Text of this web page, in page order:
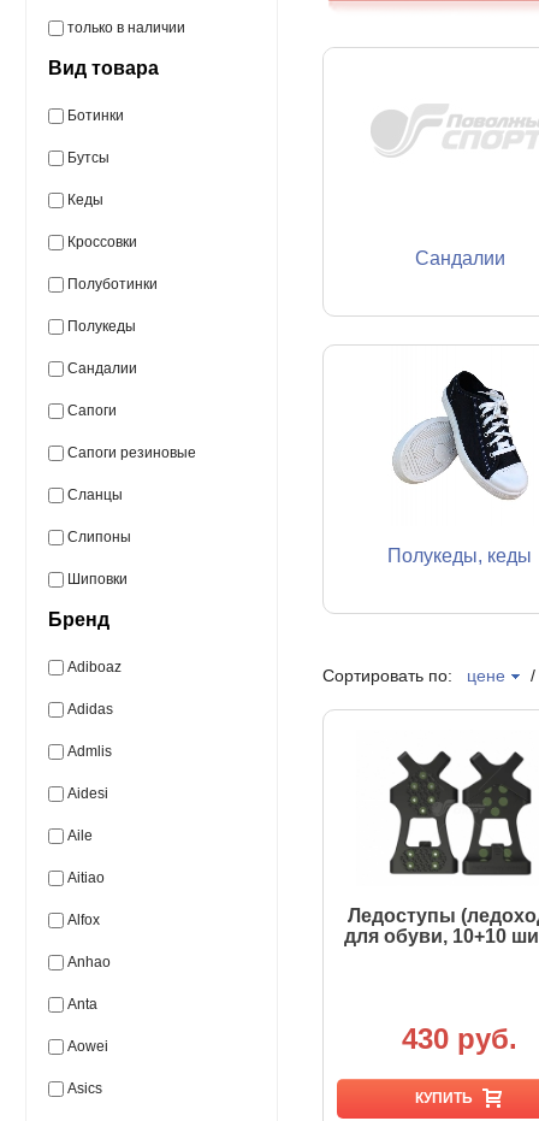
только в наличии
Вид товара
Ботинки
Бутсы
Кеды
Кроссовки
Полуботинки
Полукеды
Сандалии
Сапоги
Сапоги резиновые
Сланцы
Слипоны
Шиповки
Бренд
Adiboaz
Adidas
Admlis
Aidesi
Aile
Aitiao
Alfox
Anhao
Anta
Aowei
Asics
Сандалии
Полукеды, кеды
Сортировать по: цене
Ледоступы
для обуви, 10+10
430 руб.
КУПИТЬ